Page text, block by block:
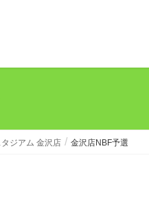
ジアム 金沢店 金沢店NBF予選